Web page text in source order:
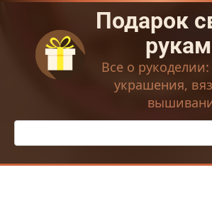
Перейти
контенту
Подарок
Все о
украшения,
Поиск: